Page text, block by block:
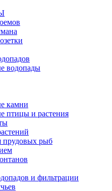
водопады
камни
птицы и растения
прудовых рыб
и фильтрации